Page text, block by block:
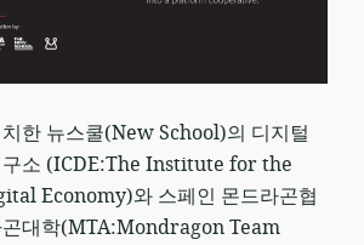
한 뉴스쿨(New School)의 디지털
구소 (ICDE:The Institute for the
Economy)와 스페인 몬드라곤협
곤대학(MTA:Mondragon Team